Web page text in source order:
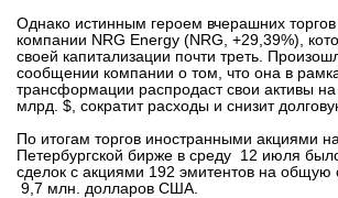
Однако истинным героем вчерашних торгов
компании NRG Energy (NRG, +29,39%),
своей капитализации почти треть.
сообщении компании о том, что она в
трансформации распродаст свои активы
млрд. $, сократит расходы и снизит
По итогам торгов иностранными акциями
Петербургской бирже в среду 12 июля
сделок с акциями 192 эмитентов на
9,7 млн. долларов США.